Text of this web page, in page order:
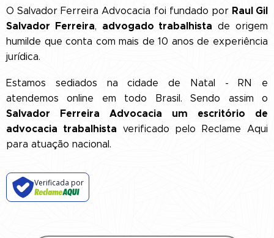
O Salvador Ferreira Advocacia foi fundado por Raul Gil
Salvador Ferreira, advogado trabalhista de origem
humilde que conta com mais de 10 anos de experiência
jurídica.
Estamos sediados na cidade de Natal - RN e
atendemos online em todo Brasil. Sendo assim o
Salvador Ferreira Advocacia um escritório de
advocacia trabalhista verificado pelo Reclame Aqui
para atuação nacional.
Verificada por